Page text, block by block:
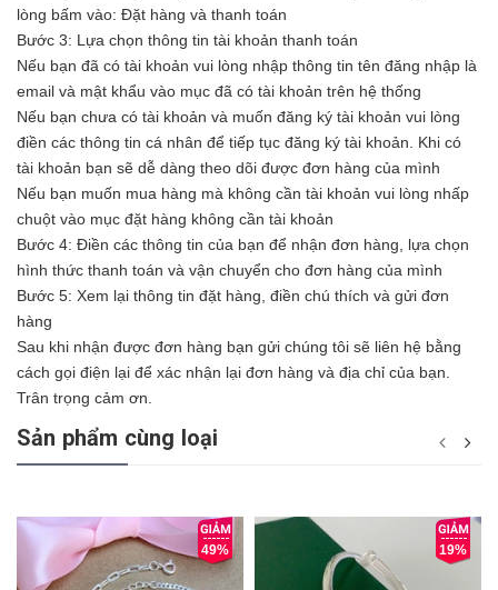
lòng bấm vào: Đặt hàng và thanh toán
Bước 3: Lựa chọn thông tin tài khoản thanh toán
Nếu bạn đã có tài khoản vui lòng nhập thông tin tên đăng nhập là
email và mật khẩu vào mục đã có tài khoản trên hệ thống
Nếu bạn chưa có tài khoản và muốn đăng ký tài khoản vui lòng
điền các thông tin cá nhân để tiếp tục đăng ký tài khoản. Khi có
tài khoản bạn sẽ dễ dàng theo dõi được đơn hàng của mình
Nếu bạn muốn mua hàng mà không cần tài khoản vui lòng nhấp
chuột vào mục đặt hàng không cần tài khoản
Bước 4: Điền các thông tin của bạn để nhận đơn hàng, lựa chọn
hình thức thanh toán và vận chuyển cho đơn hàng của mình
Bước 5: Xem lại thông tin đặt hàng, điền chú thích và gửi đơn
hàng
Sau khi nhận được đơn hàng bạn gửi chúng tôi sẽ liên hệ bằng
cách gọi điện lại để xác nhận lại đơn hàng và địa chỉ của bạn.
Trân trọng cảm ơn.
Sản phẩm cùng loại
49% 19%